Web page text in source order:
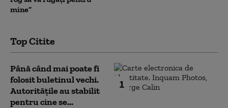
mine”
Top Citite
1
Până când mai poate fi
folosit buletinul vechi.
Autoritățile au stabilit
pentru cine se...